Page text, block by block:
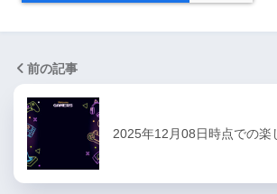
前の記事
2025年12月08日時点での楽